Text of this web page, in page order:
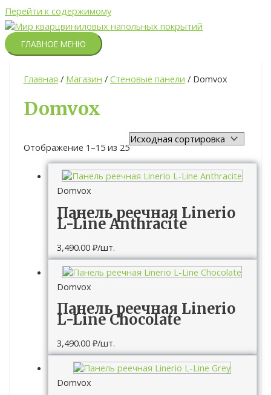
Перейти к содержимому
ГЛАВНОЕ МЕНЮ
Главная / Магазин / Стеновые панели / Domvox
Domvox
Отображение 1–15 из 25
Domvox
Панель реечная Linerio
L-Line Anthracite
3,490.00₽/шт.
Domvox
Панель реечная Linerio
L-Line Chocolate
3,490.00₽/шт.
Domvox